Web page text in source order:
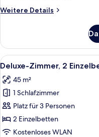
Weitere Details
Weitere
2 Einzelbetten
Alle
Fotos
für
Deluxe-
Zimmer,
2 Einzelbetten
anzeigen
6
Deluxe-Zimmer, 2
45 m²
1 Schlafzimmer
Platz für 3 Personen
2 Einzelbetten
Kostenloses WLAN